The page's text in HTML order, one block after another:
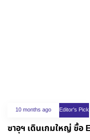
10 months ago Editor's Pick
ซาอุฯ เดินเกมใหญ่ ซื้อ